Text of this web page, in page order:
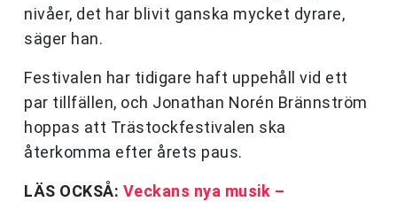
nivåer, det har blivit ganska mycket dyrare,
säger han.
Festivalen har tidigare haft uppehåll vid ett
par tillfällen, och Jonathan Norén Brännström
hoppas att Trästockfestivalen ska
återkomma efter årets paus.
LÄS OCKSÅ: Veckans nya musik –